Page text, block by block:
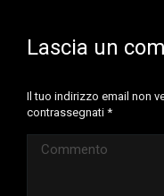
Lascia un
Il tuo indirizzo email non
contrassegnati *
Commento